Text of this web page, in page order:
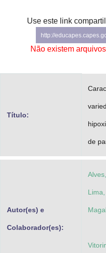
Gabinete de Segurança Institucional
Advocacia-Geral da União
Use este link
http://
Não existem
Título:
de
Autor(es) e
Colaborador(es):